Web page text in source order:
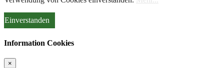
Einverstanden
Information Cookies
×